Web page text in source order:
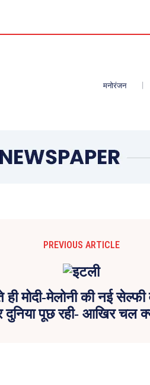
मनोरंजन
PREVIOUS ARTICLE
मोदी-मेलोनी की नई सेल्फी
पूछ रही- आखिर चल